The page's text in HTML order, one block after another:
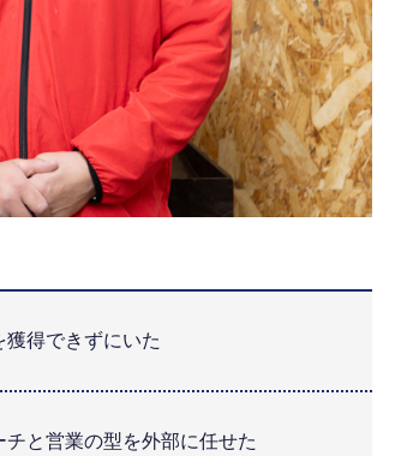
得できずにいた
と営業の型を外部に任せた